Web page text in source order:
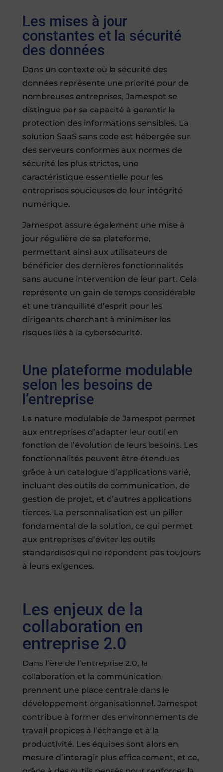
Les mises à jour
constantes et la sécurité
des données
Dans un contexte où la sécurité des
données représente une priorité pour de
nombreuses entreprises, Jamespot se
distingue par sa capacité à garantir la
protection des informations sensibles. La
solution SaaS sans code est hébergée sur
des serveurs conformes aux normes de
sécurité les plus strictes, une
caractéristique essentielle pour les
entreprises soucieuses de leur intégrité
numérique.
Jamespot assure également une mise à
jour régulière de sa plateforme,
permettant ainsi aux utilisateurs de
bénéficier des dernières fonctionnalités
sans aucune intervention de leur part. Cela
représente un gain de temps considérable
et une tranquillité d’esprit pour les
dirigeants cherchant à minimiser les
risques liés à la cybersécurité.
Une plateforme modulable
selon les besoins de
l’entreprise
La nature modulable de Jamespot permet
aux entreprises d’adapter leur outil en
fonction de l’évolution de leurs besoins. Les
fonctionnalités peuvent être étendues
grâce à un catalogue d’applications varié,
incluant des outils de communication, de
gestion de projet, et d’autres applications
tierces. La personnalisation est un pilier
fondamental de la solution, ce qui permet
aux entreprises d’éviter les outils
standardisés qui ne répondent pas toujours
à leurs exigences.
Les enjeux de la
collaboration en
entreprise 2.0
Dans l’ère de l’entreprise 2.0, la
collaboration et la communication
prennent une place centrale dans le
développement organisationnel. Jamespot
contribue à former des environnements de
travail propices à l’échange et à la
productivité. Les équipes sont alors en
mesure d’interagir plus efficacement, et ce,